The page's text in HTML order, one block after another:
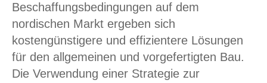
Beschaffungsbedingungen auf dem
nordischen Markt ergeben sich
kostengünstigere und effizientere Lösungen
für den allgemeinen und vorgefertigten Bau.
Die Verwendung einer Strategie zur